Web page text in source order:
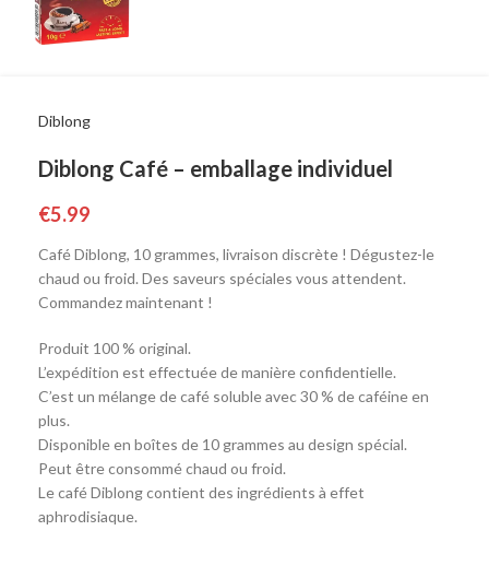
Diblong
Diblong Café – emballage individuel
€5.99
Café Diblong, 10 grammes, livraison discrète ! Dégustez-le
chaud ou froid. Des saveurs spéciales vous attendent.
Commandez maintenant !
Produit 100 % original.
L’expédition est effectuée de manière confidentielle.
C’est un mélange de café soluble avec 30 % de caféine en
plus.
Disponible en boîtes de 10 grammes au design spécial.
Peut être consommé chaud ou froid.
Le café Diblong contient des ingrédients à effet
aphrodisiaque.